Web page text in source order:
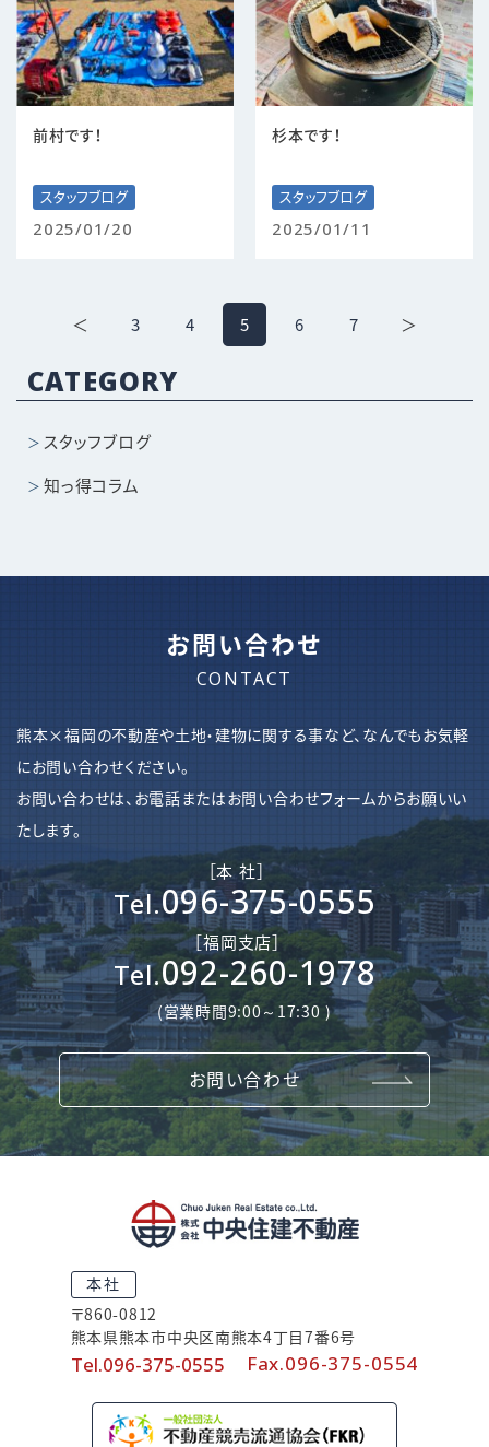
前村です！
スタッフブログ
2025/01/20
杉本です！
スタッフブログ
2025/01/11
＜ 3 4 5 6 7 ＞
CATEGORY
スタッフブログ
知っ得コラム
お問い合わせ
CONTACT
熊本×福岡の不動産や土地・建物に関する事など、なんでもお気軽
にお問い合わせください。
お問い合わせは、お電話またはお問い合わせフォームからお願いい
たします。
［本 社］
Tel.096-375-0555
［​福岡支店］
Tel.092-260-1978
(営業時間9:00～17:30 )
お問い合わせ
本社
〒860-0812
熊本県熊本市中央区南熊本4丁目7番6号
Tel.096-375-0555 Fax.096-375-0554